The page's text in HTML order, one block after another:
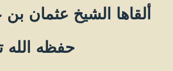
ألقاها الشيخ عثمان
حفظه الله